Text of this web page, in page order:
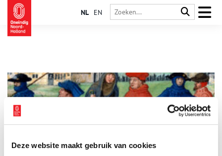
Deze website maakt gebruik van cookies
NL EN